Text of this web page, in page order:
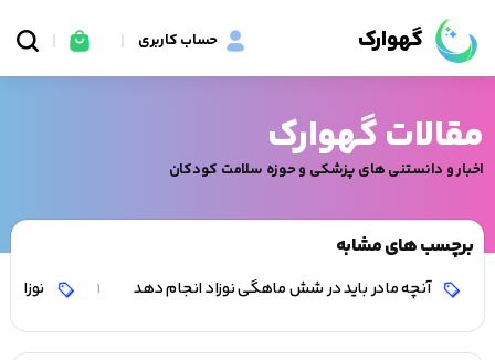
گهوارک حساب کاربری
مقالات گهوارک
اخبار و دانستنی های پزشکی و حوزه سلامت کودکان
برچسب های مشابه
آنچه مادر باید در شش ماهگی نوزاد انجام دهد 1 نوزاد